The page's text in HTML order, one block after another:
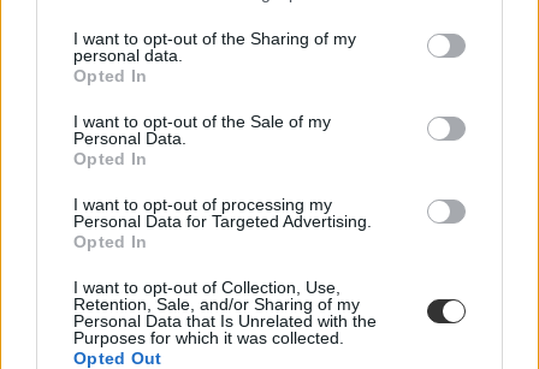
I want to opt-out of the Sharing of my
personal data.
Opted In
I want to opt-out of the Sale of my
Personal Data.
Opted In
I want to opt-out of processing my
Personal Data for Targeted Advertising.
Opted In
I want to opt-out of Collection, Use,
Retention, Sale, and/or Sharing of my
Personal Data that Is Unrelated with the
Purposes for which it was collected.
Opted Out